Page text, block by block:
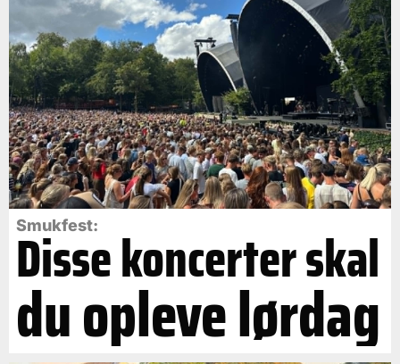
Smukfest:
Disse koncerter skal
du opleve lørdag